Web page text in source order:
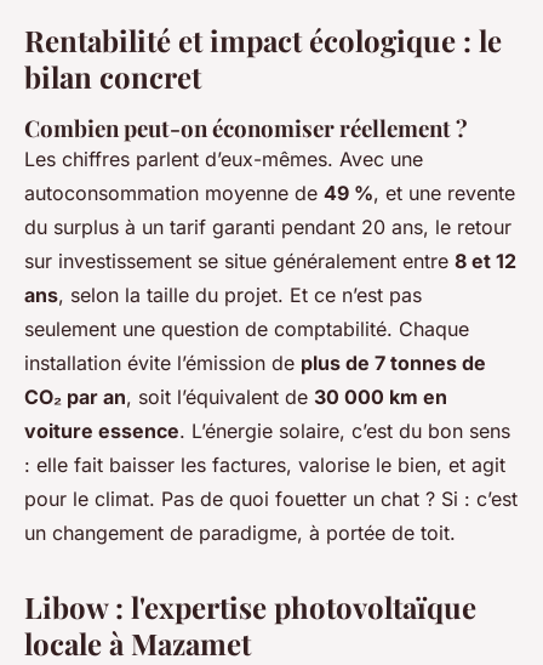
Rentabilité et impact écologique : le
bilan concret
Combien peut-on économiser réellement ?
Les chiffres parlent d’eux-mêmes. Avec une
autoconsommation moyenne de 49 %, et une revente
du surplus à un tarif garanti pendant 20 ans, le retour
sur investissement se situe généralement entre 8 et 12
ans, selon la taille du projet. Et ce n’est pas
seulement une question de comptabilité. Chaque
installation évite l’émission de plus de 7 tonnes de
CO₂ par an, soit l’équivalent de 30 000 km en
voiture essence. L’énergie solaire, c’est du bon sens
: elle fait baisser les factures, valorise le bien, et agit
pour le climat. Pas de quoi fouetter un chat ? Si : c’est
un changement de paradigme, à portée de toit.
Libow : l'expertise photovoltaïque
locale à Mazamet